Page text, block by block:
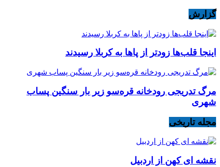
گزارش
اینجا قلب‌ها زودتر از پاها به کربلا رسیدند
مرگ تدریجی رودخانه قره‌سو زیر بار سنگین پساب
شهری
مجله تاریخی
نقشه ای کهن از اردبیل